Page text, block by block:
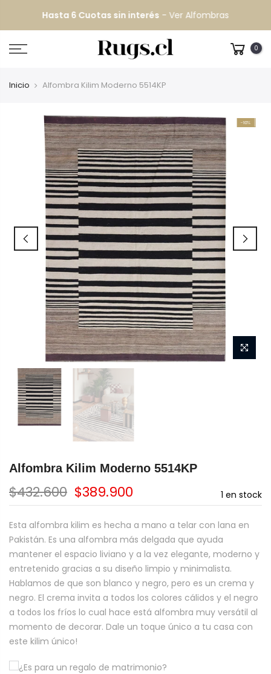
Hasta 6 Cuotas sin interés -Ver Alfombras
0
Inicio Alfombra Kilim Moderno 5514KP
-10%
Alfombra Kilim Moderno 5514KP
1 en stock
$432.600 $389.900
Esta alfombra kilim es hecha a mano a telar con lana en
Pakistán. Es una alfombra más delgada que ayuda
mantener el espacio liviano y a la vez elegante, moderno y
entretenido gracias a su diseño limpio y minimalista.
Hablamos de que son blanco y negro, pero es un crema y
negro. El crema invita a todos los colores cálidos y el negro
a todos los fríos lo cual hace está alfombra muy versátil al
momento de decorar. Dale un toque único a tu casa con
este kilim único!
¿Es para un regalo de matrimonio?